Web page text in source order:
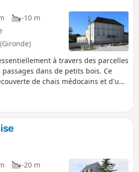
-10 m
à travers des parcelles
dans de petits bois. Ce
de chais médocains et d'un
(maisons, pigeonniers, etc.).
-20 m